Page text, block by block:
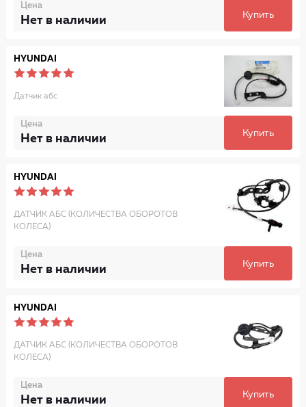
Цена
Нет в наличии Купить
HYUNDAI
Датчик абс
Цена
Нет в наличии Купить
HYUNDAI
ДАТЧИК АБС (КОЛИЧЕСТВА ОБОРОТОВ
КОЛЕСА)
Цена
Нет в наличии Купить
HYUNDAI
ДАТЧИК АБС (КОЛИЧЕСТВА ОБОРОТОВ
КОЛЕСА)
Цена
Нет в наличии Купить